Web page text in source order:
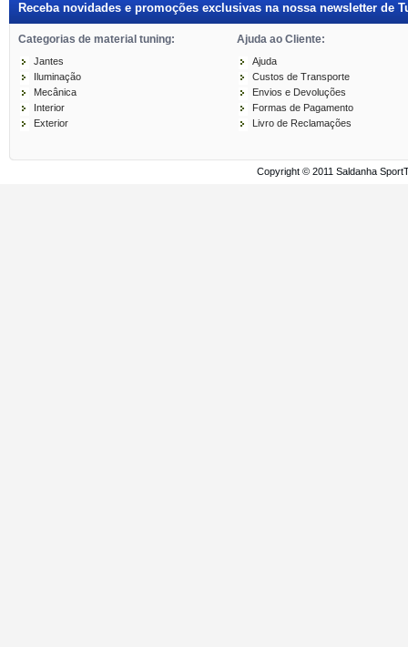
Receba novidades e promoções exclusivas na nossa newsletter de
Categorias de material tuning: Ajuda ao Cliente:
Jantes
Iluminação
Mecânica
Interior
Exterior
Ajuda
Custos de Transporte
Envios e Devoluções
Formas de Pagamento
Livro de Reclamações
Copyright © 2011 Saldanha